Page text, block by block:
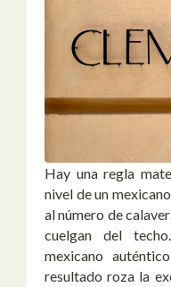
Hay una regla
nivel de un
al número de
cuelgan del
mexicano
resultado roza la